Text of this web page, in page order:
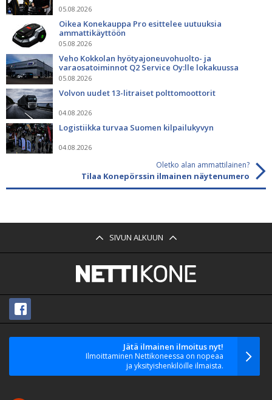
05.08.2026
Oikea Konekauppa Pro esittelee uutuuksia
ammattikäyttöön
05.08.2026
Veho Kokkolan hyötyajoneuvohuolto- ja
varaosatoiminnot Q2 Service Oy:lle lokakuussa
05.08.2026
Volvon uudet 13-litraiset polttomoottorit
04.08.2026
Logistiikka turvaa Suomen kilpailukyvyn
04.08.2026
Oletko alan ammattilainen?
Tilaa Konepörssin ilmainen näytenumero
SIVUN ALKUUN
Jätä ilmainen ilmoitus nyt!
Ilmoittaminen Nettikoneessa on nopeaa
ja yksityishenkilöille ilmaista.